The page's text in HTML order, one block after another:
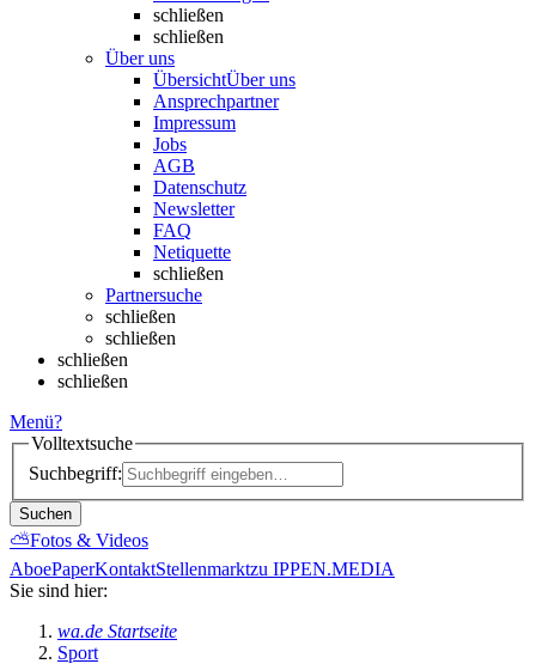
schließen
schließen
Über uns
ÜbersichtÜber uns
Ansprechpartner
Impressum
Jobs
AGB
Datenschutz
Newsletter
FAQ
Netiquette
schließen
Partnersuche
schließen
schließen
schließen
schließen
Menü?
Volltextsuche
Suchbegriff:
Suchen
⛅Fotos & Videos
AboePaperKontaktStellenmarktzu IPPEN.MEDIA
Sie sind hier:
wa.de Startseite
Sport